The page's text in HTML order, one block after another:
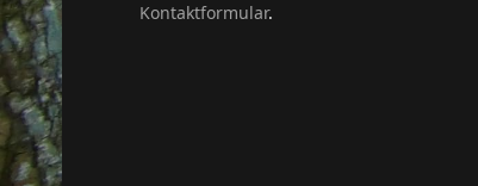
Kontaktformular.